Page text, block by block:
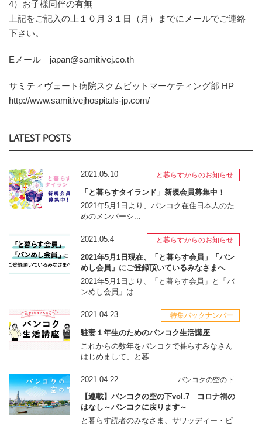
4）お子様同伴の有無
上記をご記入の上１０月３１日（月）までにメールでご連絡
下さい。
Eメール japan@samitivej.co.th
サミティヴェート病院スクムビットマーケティング部 HP
http://www.samitivejhospitals-jp.com/
LATEST POSTS
2021.05.10 と暮らすからのお知らせ
「と暮らすタイランド」新規会員募集中！
2021年5月1日より、バンコク在住日本人のた
めのメンバーシ...
2021.05.4 と暮らすからのお知らせ
2021年5月1日現在、「と暮らす会員」「バン
めし会員」にご登録頂いているみなさまへ
2021年5月1日より、「と暮らす会員」と「バ
ンめし会員」は...
2021.04.23 特集バックナンバー
駐妻１年生のためのバンコク生活講座
これからの数年をバンコクで暮らすみなさん
はじめまして、と暮...
2021.04.22 バンコクの空の下
【連載】バンコクの空の下vol.7 コロナ禍の
はなし～バンコクに戻ります～
と暮らす読者のみなさま、サワッディー・ピ